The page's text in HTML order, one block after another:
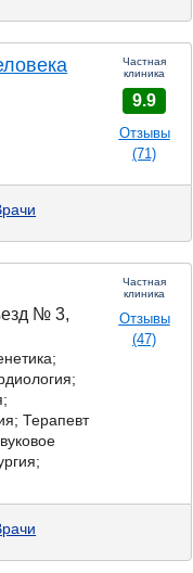
Частная
клиника
9.9
Отзывы
(71)
№ 3,
Терапевт
Частная
клиника
Отзывы
(47)